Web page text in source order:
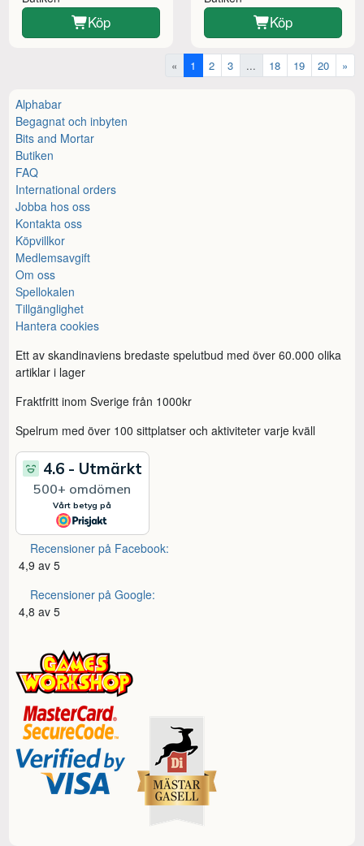
Köp Köp
« 1 2 3 ... 18 19 20 »
Alphabar
Begagnat och inbyten
Bits and Mortar
Butiken
FAQ
International orders
Jobba hos oss
Kontakta oss
Köpvillkor
Medlemsavgift
Om oss
Spellokalen
Tillgänglighet
Hantera cookies
Ett av skandinaviens bredaste spelutbud med över 60.000 olika
artiklar i lager
Fraktfritt inom Sverige från 1000kr
Spelrum med över 100 sittplatser och aktiviteter varje kväll
Recensioner på Facebook:
4,9 av 5
Recensioner på Google:
4,8 av 5